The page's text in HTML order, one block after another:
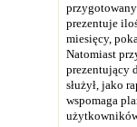
prezentuje
miesięcy,
Natomiast
prezentujący
służył, jako
wspomaga